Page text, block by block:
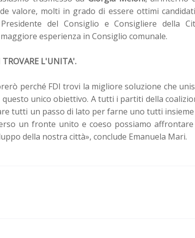
valore, molti in grado di essere ottimi
del Consiglio e Consigliere della
esperienza in Consiglio comunale.
L'UNITA'.
perché FDI trovi la migliore soluzione che
unico obiettivo. A tutti i partiti della
tutti un passo di lato per farne uno tutti
un fronte unito e coeso possiamo
della nostra città», conclude Emanuela Mari.